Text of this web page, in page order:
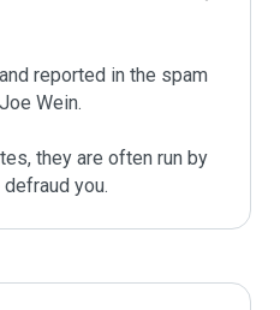
reported in the spam
Wein.
they are often run by
you.